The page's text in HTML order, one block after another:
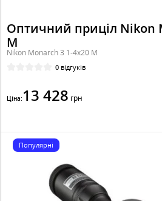
Оптичний приціл Nikon
M
Nikon Monarch 3 1-4x20 M
0 відгуків
Ціна: 13 428 грн
Популярні